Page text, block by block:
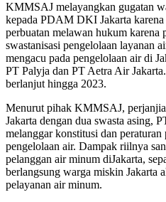
KMMSAJ melayangkan gugatan
kepada PDAM DKI Jakarta
perbuatan melawan hukum karena
swastanisasi pengelolaan layanan
mengacu pada pengelolaan air di
PT Palyja dan PT Aetra Air
berlanjut hingga 2023.
Menurut pihak KMMSAJ,
Jakarta dengan dua swasta asing,
melanggar konstitusi dan
pengelolaan air. Dampak riilnya
pelanggan air minum diJakarta,
berlangsung warga miskin Jakarta
pelayanan air minum.